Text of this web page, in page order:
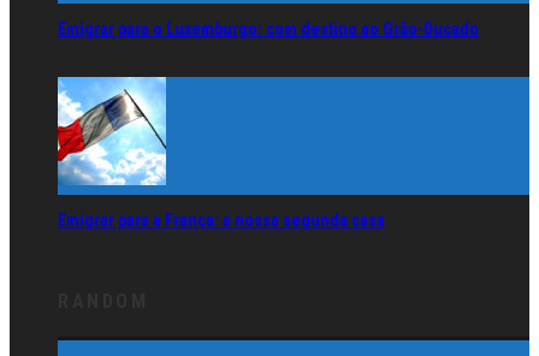
Emigrar para o Luxemburgo: com destino ao Grão-Ducado
Emigrar para a França: a nossa segunda casa